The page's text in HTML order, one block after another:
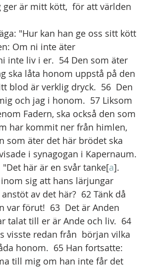
är mitt kött,  för att världen
"Hur kan han ge oss sitt kött
Om ni inte äter
inte liv i er.  54 Den som äter
ska låta honom uppstå på den
blod är verklig dryck.  56  Den
och jag i honom.  57 Liksom
Fadern, ska också den som
har kommit ner från himlen,
som äter det här brödet ska
i synagogan i Kapernaum.
här är en svår tanke[a].
sig att hans lärjungar
av det här?  62 Tänk då
var förut!  63  Det är Anden
talat till er är Ande och liv.  64
visste redan från  början vilka
honom.  65 Han fortsatte:
till mig om han inte får det